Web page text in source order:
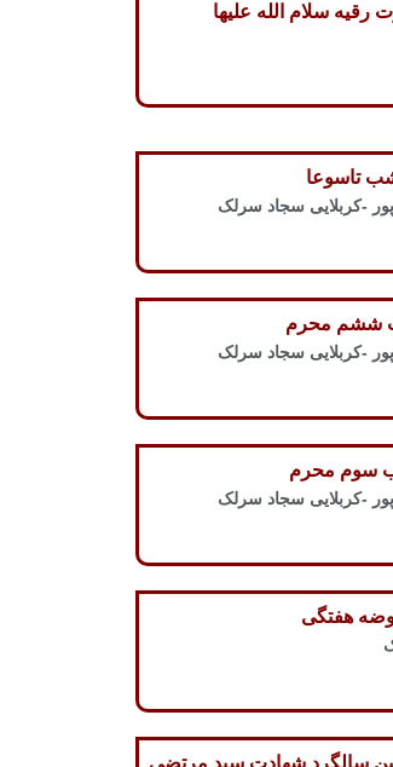
سلام الله علیها
تاسوعا
-کربلایی سجاد سرلک
ششم محرم
-کربلایی سجاد سرلک
سوم محرم
-کربلایی سجاد سرلک
هفتگی
سالگرد شهادت سید مرتضی